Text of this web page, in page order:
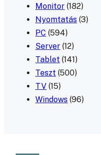
Monitor (182)
Nyomtatás (3)
PC (594)
Server (12)
Tablet (141)
Teszt (500)
TV (15)
Windows (96)